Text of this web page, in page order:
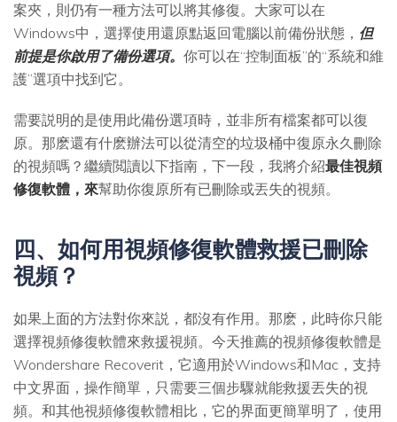
案夾，則仍有一種方法可以將其修復。大家可以在
Windows中，選擇使用還原點返回電腦以前備份狀態， 但
前提是你啟用了備份選項。 你可以在“控制面板”的“系統和維
護”選項中找到它。
需要説明的是使用此備份選項時，並非所有檔案都可以復
原。那麽還有什麽辦法可以從清空的垃圾桶中復原永久刪除
的視頻嗎？繼續閲讀以下指南，下一段，我將介紹最佳視頻
修復軟體，來幫助你復原所有已刪除或丟失的視頻。
四、如何用視頻修復軟體救援已刪除
視頻？
如果上面的方法對你來説，都沒有作用。那麽，此時你只能
選擇視頻修復軟體來救援視頻。今天推薦的視頻修復軟體是
Wondershare Recoverit，它適用於Windows和Mac，支持
中文界面，操作簡單，只需要三個步驟就能救援丟失的視
頻。和其他視頻修復軟體相比，它的界面更簡單明了，使用